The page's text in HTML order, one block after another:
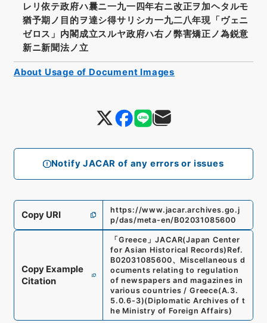
Notify JACAR of any errors or issues
レリ依テ政府ハ曩ニ一九一四年右ニ改正ヲ加ヘタルモ
猶予期ノ目的ヲ達シ得サリシカ一九二八年現「ヴェニ
ゼロス」内閣成立スルヤ政府ハ右ノ弊害矯正ノ為鋭意
新ニ新聞法ノ立
Copy URI
https://www.jacar.archives.go.j
p/das/meta-en/B02031085600
Copy Example
Citation
「 Greece 」JACAR(Japan Center
for Asian Historical Records) Ref.
B02031085600、 Miscellaneous d
ocuments relating to regulation
of newspapers and magazines in
various countries / Greece(A.3.
5.0.6-3)(Diplomatic Archives of t
he Ministry of Foreign Affairs)
About Usage of Document Images